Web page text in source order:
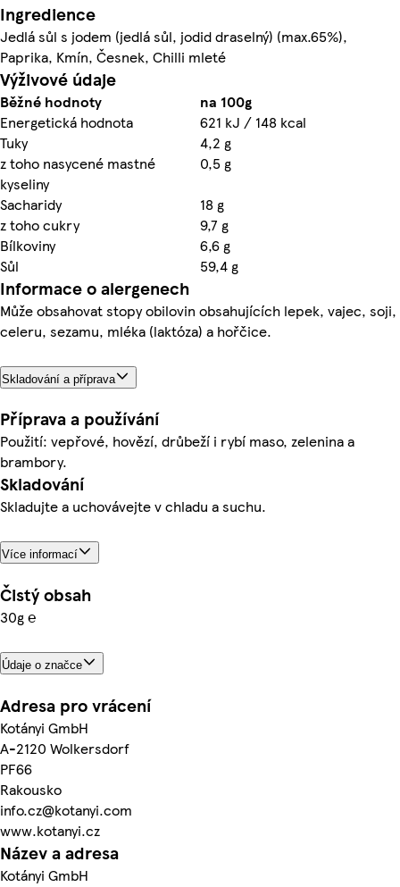
Ingredience
Jedlá sůl s jodem (jedlá sůl, jodid draselný) (max.65%),
Paprika, Kmín, Česnek, Chilli mleté
Výživové údaje
Běžné hodnoty
na 100g
Energetická hodnota
621 kJ / 148 kcal
Tuky
4,2 g
z toho nasycené mastné
kyseliny
0,5 g
Sacharidy
18 g
z toho cukry
9,7 g
Bílkoviny
6,6 g
Sůl
59,4 g
Informace o alergenech
Může obsahovat stopy obilovin obsahujících lepek, vajec, soji,
celeru, sezamu, mléka (laktóza) a hořčice.
Skladování a příprava
Příprava a používání
Použití: vepřové, hovězí, drůbeží i rybí maso, zelenina a
brambory.
Skladování
Skladujte a uchovávejte v chladu a suchu.
Více informací
Čistý obsah
30g ℮
Údaje o značce
Adresa pro vrácení
Kotányi GmbH
A-2120 Wolkersdorf
PF66
Rakousko
info.cz@kotanyi.com
www.kotanyi.cz
Název a adresa
Kotányi GmbH